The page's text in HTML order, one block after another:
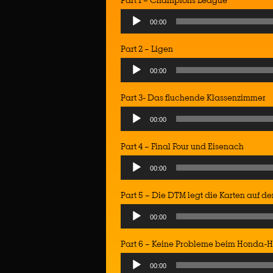
Audio
Player
00:00
Part 2 – Ligen
Audio
Player
00:00
Part 3- Das fluchende Klassenzimmer
Audio
Player
00:00
Part 4 – Final Four und Eisenach
Audio
Player
00:00
Part 5 – Die DTM legt die Karten auf
Audio
Player
00:00
Part 6 – Keine Probleme beim Honda-
Audio
00:00